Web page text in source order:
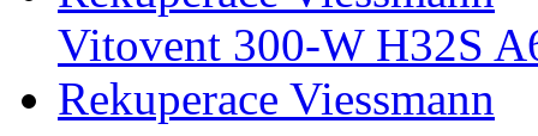
Vitovent 300-W H32S
Rekuperace Viessmann